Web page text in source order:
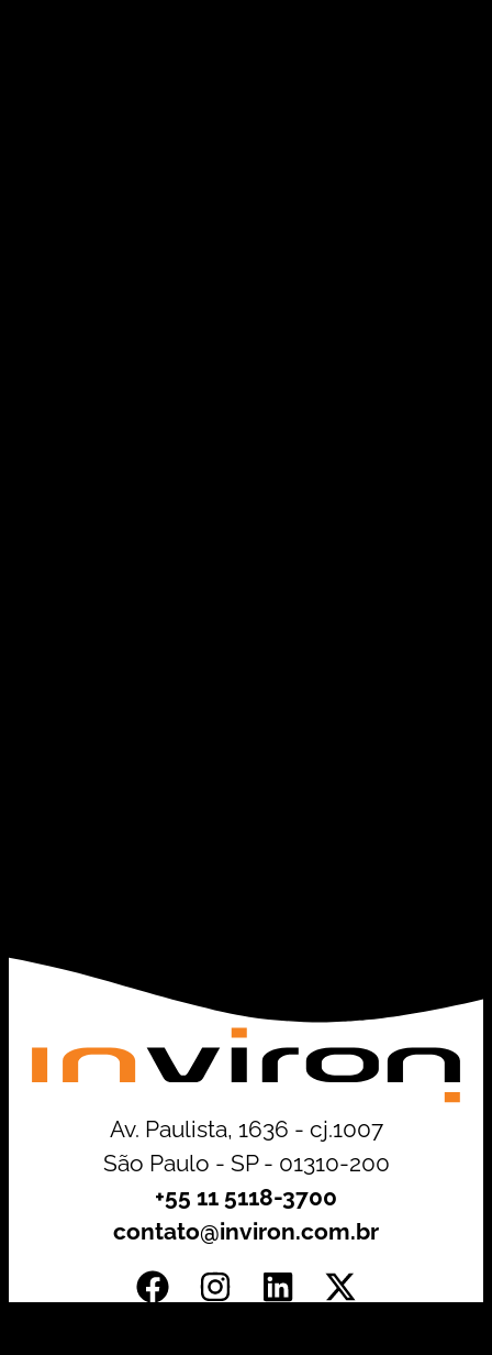
Av. Paulista, 1636 - cj.1007
São Paulo - SP - 01310-200
+55 11 5118-3700
contato@inviron.com.br